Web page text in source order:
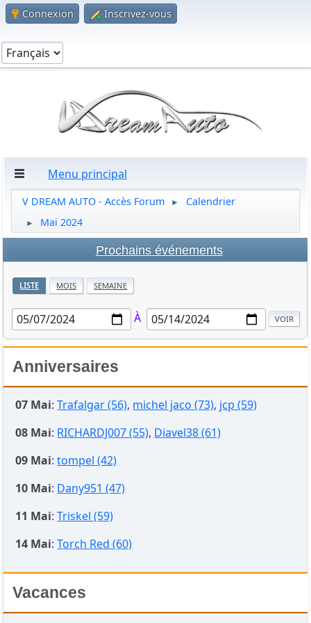
Connexion Inscrivez-vous
Menu principal
V DREAM AUTO - Accès Forum ► Calendrier
► Mai 2024
Prochains événements
LISTE MOIS SEMAINE
À
Anniversaires
07 Mai:Trafalgar (56), michel jaco (73), jcp (59)
08 Mai: RICHARDJ007 (55), Diavel38 (61)
09 Mai:tompel (42)
10 Mai: Dany951 (47)
11 Mai:Triskel (59)
14 Mai:Torch Red (60)
Vacances